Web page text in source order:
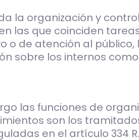
la organización y
las que coinciden
o de atención al
sobre los internos
las funciones de
son los
en el artículo 334